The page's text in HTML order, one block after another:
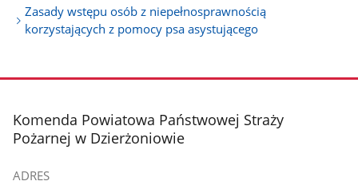
Zasady wstępu osób z niepełnosprawnością
korzystających z pomocy psa asystującego
stopka
Komenda Powiatowa Państwowej Straży
Pożarnej w Dzierżoniowie
ADRES